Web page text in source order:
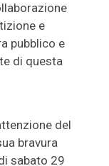
e
pubblico e
di questa
del
bravura
sabato 29